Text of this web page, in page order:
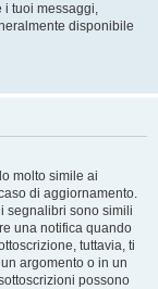
i tuoi messaggi,
disponibile
molto simile ai
di aggiornamento.
segnalibri sono simili
una notifica quando
tuttavia, ti
argomento o in un
possono